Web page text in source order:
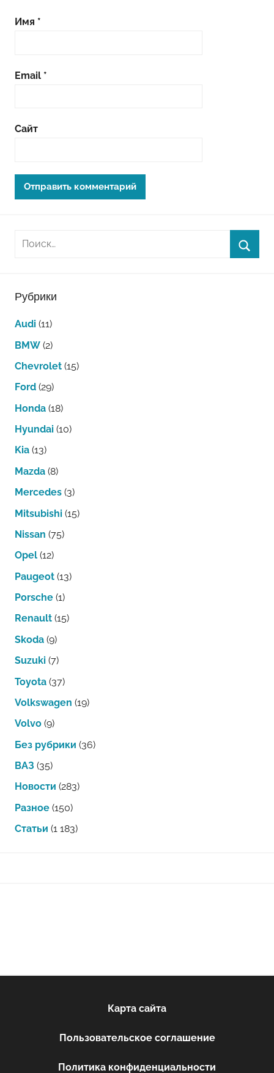
Имя *
Email *
Сайт
Рубрики
Audi (11)
BMW (2)
Chevrolet (15)
Ford (29)
Honda (18)
Hyundai (10)
Kia (13)
Mazda (8)
Mercedes (3)
Mitsubishi (15)
Nissan (75)
Opel (12)
Paugeot (13)
Porsche (1)
Renault (15)
Skoda (9)
Suzuki (7)
Toyota (37)
Volkswagen (19)
Volvo (9)
Без рубрики (36)
ВАЗ (35)
Новости (283)
Разное (150)
Статьи (1 183)
Карта сайта
Пользовательское соглашение
Политика конфиденциальности